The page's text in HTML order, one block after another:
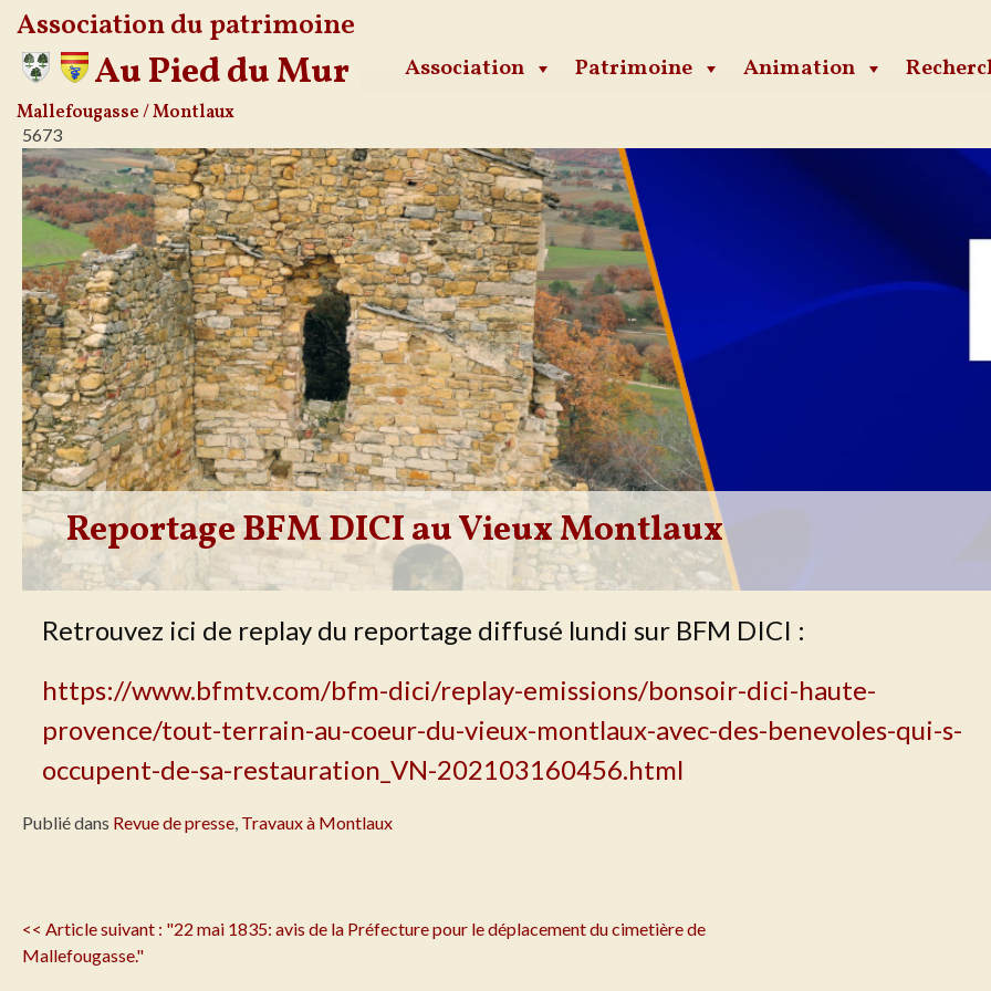
Aller
contenu
Association du patrimoine
Au Pied du Mur
Mallefougasse / Montlaux
Association Patrimoine Animation
5673
Reportage BFM DICI au Vieux Montlaux
Retrouvez ici de replay du reportage diffusé lundi sur BFM DICI :
https://www.bfmtv.com/bfm-dici/replay-emissions/bonsoir-dici-haute-
provence/tout-terrain-au-coeur-du-vieux-montlaux-avec-des-benevoles-qui-s-
occupent-de-sa-restauration_VN-202103160456.html
Publié dans Revue de presse, Travaux à Montlaux
Navigation
de
<< Article suivant : "22 mai 1835: avis de la Préfecture pour le déplacement du cimetière de
Mallefougasse."